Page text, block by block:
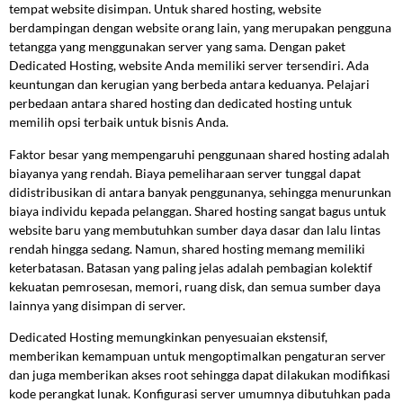
tempat website disimpan. Untuk shared hosting, website
berdampingan dengan website orang lain, yang merupakan pengguna
tetangga yang menggunakan server yang sama. Dengan paket
Dedicated Hosting, website Anda memiliki server tersendiri. Ada
keuntungan dan kerugian yang berbeda antara keduanya. Pelajari
perbedaan antara shared hosting dan dedicated hosting untuk
memilih opsi terbaik untuk bisnis Anda.
Faktor besar yang mempengaruhi penggunaan shared hosting adalah
biayanya yang rendah. Biaya pemeliharaan server tunggal dapat
didistribusikan di antara banyak penggunanya, sehingga menurunkan
biaya individu kepada pelanggan. Shared hosting sangat bagus untuk
website baru yang membutuhkan sumber daya dasar dan lalu lintas
rendah hingga sedang. Namun, shared hosting memang memiliki
keterbatasan. Batasan yang paling jelas adalah pembagian kolektif
kekuatan pemrosesan, memori, ruang disk, dan semua sumber daya
lainnya yang disimpan di server.
Dedicated Hosting memungkinkan penyesuaian ekstensif,
memberikan kemampuan untuk mengoptimalkan pengaturan server
dan juga memberikan akses root sehingga dapat dilakukan modifikasi
kode perangkat lunak. Konfigurasi server umumnya dibutuhkan pada